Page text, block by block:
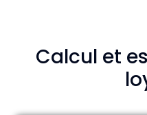
Calcul et